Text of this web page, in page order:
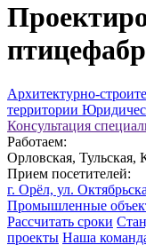
Архитектурно-
территории
Консультация
Работаем:
Орловская, Тульская,
Прием посетителей:
г. Орёл, ул.
Промышленные
Рассчитать сроки
проекты Наша